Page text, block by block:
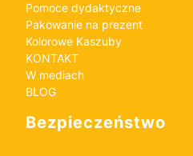
Pomoce dydaktyczne
Pakowanie na prezent
Kolorowe Kaszuby
KONTAKT
W mediach
BLOG
Bezpieczeństwo